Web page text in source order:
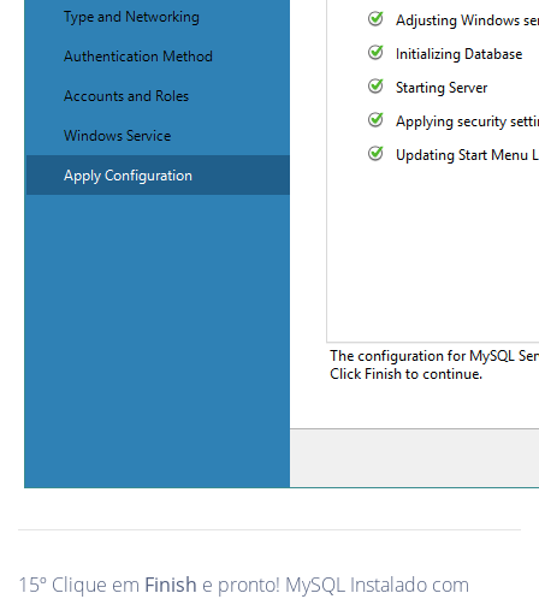
15º Clique em Finish e pronto! MySQL Instalado com